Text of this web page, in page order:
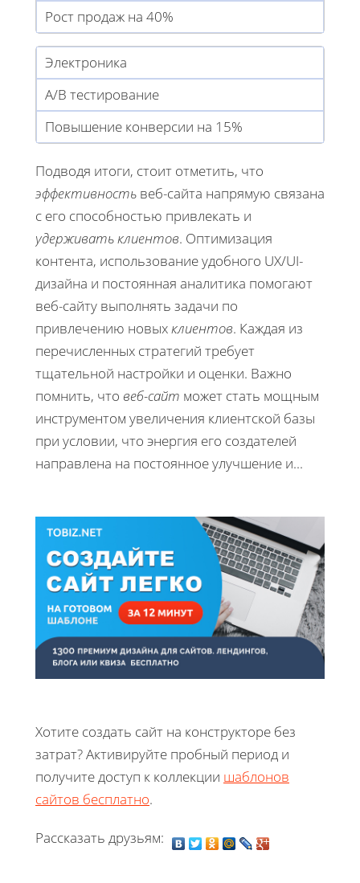
Рост продаж на 40%
Электроника
A/B тестирование
Повышение конверсии на 15%
Подводя итоги, стоит отметить, что
эффективность веб-сайта напрямую связана
с его способностью привлекать и
удерживать клиентов. Оптимизация
контента, использование удобного UX/UI-
дизайна и постоянная аналитика помогают
веб-сайту выполнять задачи по
привлечению новыхклиентов. Каждая из
перечисленных стратегий требует
тщательной настройки и оценки. Важно
помнить, что веб-сайт может стать мощным
инструментом увеличения клиентской базы
при условии, что энергия его создателей
направлена на постоянное улучшение и...
Хотите создать сайт на конструкторе без
затрат? Активируйте пробный период и
получите доступ к коллекции шаблонов
сайтов бесплатно.
Рассказать друзьям: